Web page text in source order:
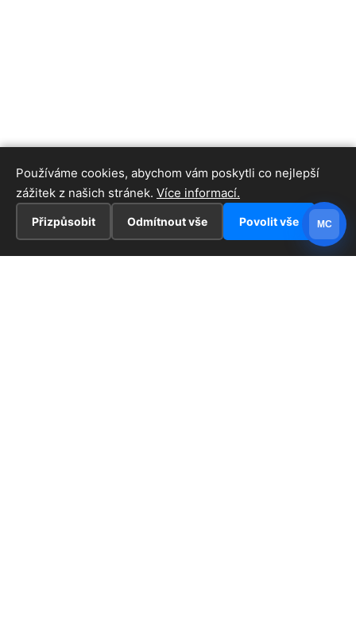
Používáme cookies, abychom vám poskytli co nejlepší
zážitek z našich stránek. Více informací.
Přizpůsobit Odmítnout vše Povolit vše MC